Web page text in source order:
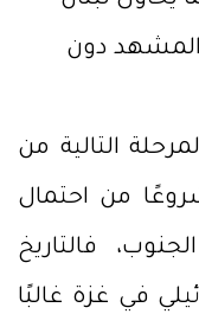
دون
التالية من
من احتمال
فالتاريخ
في غزة غالبًا